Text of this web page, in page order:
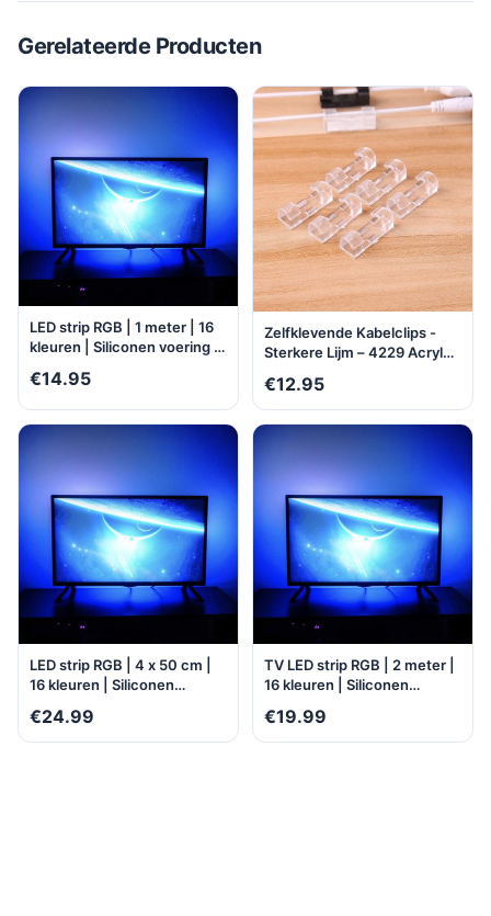
Gerelateerde Producten
LED strip RGB | 1 meter | 16
kleuren | Siliconen voering |
Water- en stofbestendig |
Zelfklevend |
Multifunctioneel
€14.95
Zelfklevende Kabelclips -
Sterkere Lijm – 4229 Acryl
Kabelklemmetjes -
KabelOrganizer - 40 stuks
€12.95
LED strip RGB | 4 x 50 cm |
16 kleuren | Siliconen
Milieuzuinig | Water- en
stofbestendig | Zelfklevend |
€24.99
TV LED strip RGB | 2 meter |
16 kleuren | Siliconen
en stofbestendig |
Zelfklevend |
€19.99